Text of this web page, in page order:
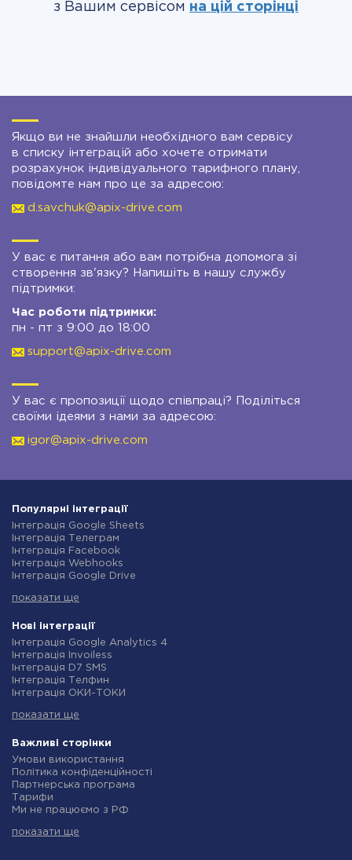
з Вашим сервісом на цій сторінці
Якщо ви не знайшли необхідного вам сервісу
в списку інтеграцій або хочете отримати
розрахунок індивідуального тарифного плану,
повідомте нам про це за адресою:
d.savchuk@apix-drive.com
У вас є питання або вам потрібна допомога зі
створення зв'язку? Напишіть в нашу службу
підтримки:
Час роботи підтримки:
пн - пт з 9:00 до 18:00
support@apix-drive.com
У вас є пропозиції щодо співпраці? Поділіться
своїми ідеями з нами за адресою:
igor@apix-drive.com
Популярні інтеграції
Інтеграція Google Sheets
Інтеграція Телеграм
Інтеграція Facebook
Інтеграція Webhooks
Інтеграція Google Drive
Інтеграція Gmail
Інтеграція Rozetka
Інтеграція OpenAI (ChatGPT)
Інтеграція Binotel
Інтеграція Prom
Інтеграція Приват24
Інтеграція OLX
Інтеграція SendPulse
Інтеграція Stream Telecom
Інтеграція Google Analytics
Інтеграція Creatio
Інтеграція Ringostat
Інтеграція Google Calendar
Інтеграція Airtable
показати ще
Нові інтеграції
Інтеграція Google Analytics 4
Інтеграція Invoiless
Інтеграція D7 SMS
Інтеграція Телфин
Інтеграція ОКИ-ТОКИ
Інтеграція Microsoft Dynamics 365
Інтеграція TxtSync
Інтеграція Wire2Air
Інтеграція Corezoid
Інтеграція Infobip
Інтеграція Instasent
Інтеграція AtomPark
Інтеграція Campaign Monitor
показати ще
Важливі сторінки
Умови використання
Політика конфіденційності
Партнерська програма
Тарифи
Ми не працюємо з РФ
Індивідуальна розробка
показати ще